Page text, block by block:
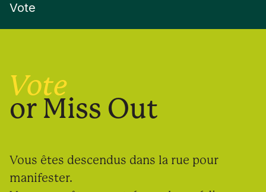
Vote
Vote
or Miss Out
Vous êtes descendus dans la rue pour
manifester.